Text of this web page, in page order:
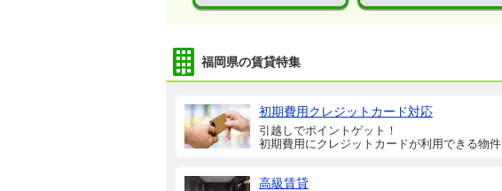
福岡県の賃貸特集
初期費用クレジットカード対応
引越しでポイントゲット！
初期費用にクレジットカードが利用できる物件
高級賃貸